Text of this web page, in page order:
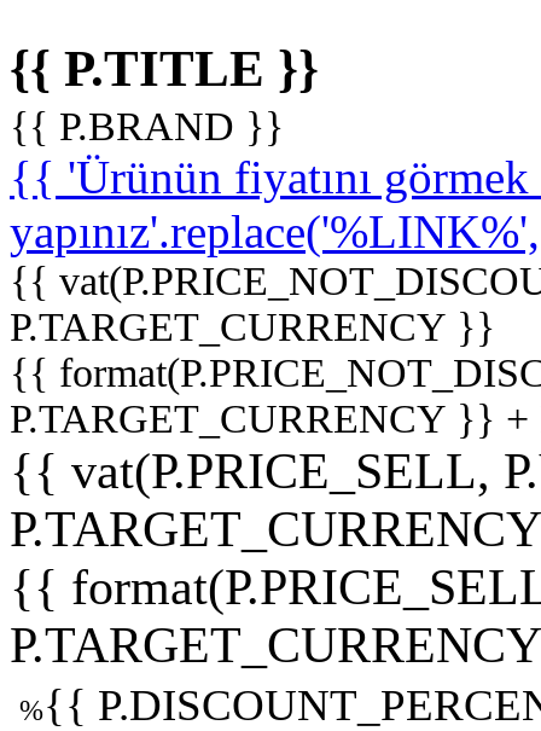
{{ P.TITLE }}
{{ P.BRAND }}
{{ 'Ürünün fiyatını
{{
P.TARGET_CURRENCY }}
{{
P.TARGET_CURRENCY }}
{{ vat(P.PRICE_SELL,
{{
%{{